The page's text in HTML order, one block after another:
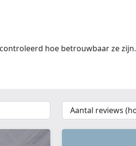
hoe betrouwbaar ze zijn.
{{
__('Sort')
}}